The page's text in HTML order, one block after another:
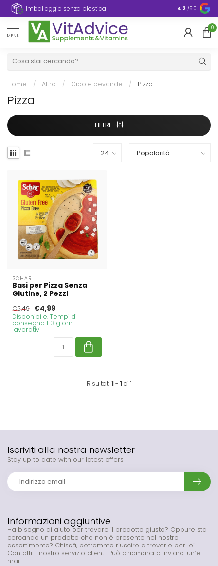
Imballaggio senza plastica 4.2 /5.0
MENU
0
Home / Altro / Cibo e bevande / Pizza
Pizza
FILTRI
SCHAR
Basi per Pizza Senza
Glutine, 2 Pezzi
€5,49 €4,99
Disponibile. Tempi di
consegna 1-3 giorni
lavorativi
Risultati 1 - 1 di 1
Informazioni aggiuntive
Ha bisogno di aiuto per trovare il prodotto giusto? Oppure sta
cercando un prodotto che non è presente nel nostro
assortimento? Chissà, potremmo riuscire a trovarlo per lei.
Contatti il nostro servizio clienti. Può chiamarci o inviarci un’e-
mail.
Iscriviti alla nostra newsletter
Stay up to date with our latest offers